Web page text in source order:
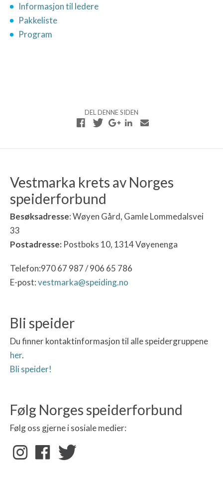
Informasjon til ledere
Pakkeliste
Program
DEL DENNE SIDEN
Vestmarka krets av Norges
speiderforbund
Besøksadresse: Wøyen Gård, Gamle Lommedalsvei
33
Postadresse: Postboks 10, 1314 Vøyenenga
Telefon:970 67 987 / 906 65 786
E-post:vestmarka@speiding.no
Bli speider
Du finner kontaktinformasjon til alle speidergruppene
her.
Bli speider!
Følg Norges speiderforbund
Følg oss gjerne i sosiale medier: